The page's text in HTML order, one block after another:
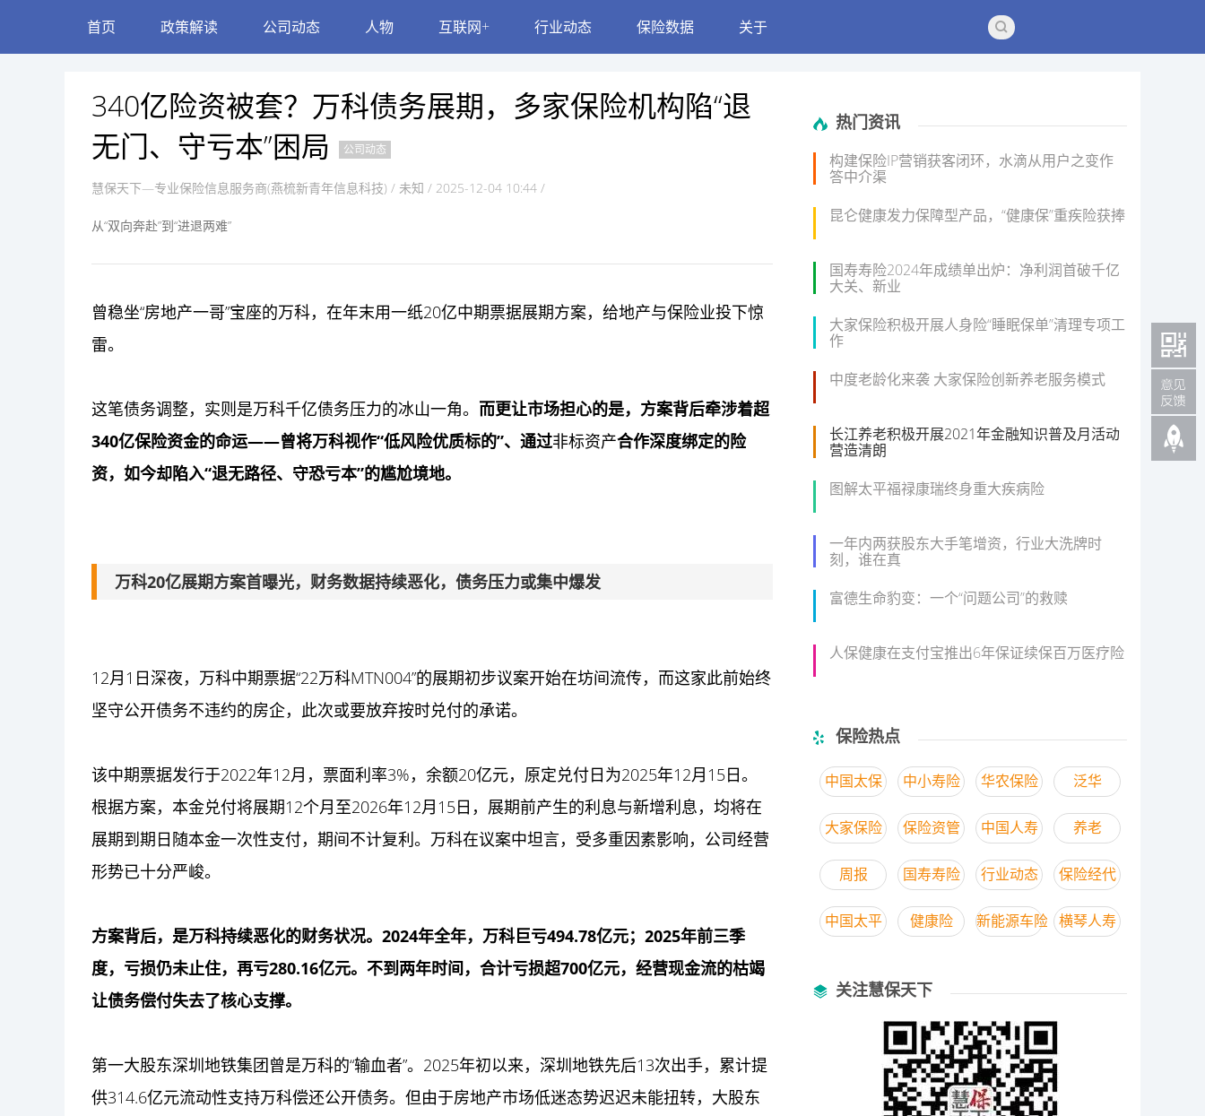
首页 政策解读 公司动态 人物 互联网+ 行业动态 保险数据 关于
340亿险资被套？万科债务展期，多家保险机构陷“退
无门、守亏本”困局
公司动态
慧保天下—专业保险信息服务商(燕梳新青年信息科技) / 未知 / 2025-12-04 10:44 /
从“双向奔赴”到“进退两难”
曾稳坐“房地产一哥”宝座的万科，在年末用一纸20亿中期票据展期方案，给地产与保险业投下惊
雷。
这笔债务调整，实则是万科千亿债务压力的冰山一角。 而更让市场担心的是，方案背后牵涉着超
340亿保险资金的命运——曾将万科视作“低风险优质标的”、通过非标资产合作深度绑定的险
资，如今却陷入“退无路径、守恐亏本”的尴尬境地。
万科20亿展期方案首曝光，财务数据持续恶化，债务压力或集中爆发
12月1日深夜，万科中期票据“22万科MTN004”的展期初步议案开始在坊间流传，而这家此前始终
坚守公开债务不违约的房企，此次或要放弃按时兑付的承诺。
该中期票据发行于2022年12月，票面利率3%，余额20亿元，原定兑付日为2025年12月15日。
根据方案，本金兑付将展期12个月至2026年12月15日，展期前产生的利息与新增利息，均将在
展期到期日随本金一次性支付，期间不计复利。万科在议案中坦言，受多重因素影响，公司经营
形势已十分严峻。
方案背后，是万科持续恶化的财务状况。2024年全年，万科巨亏494.78亿元；2025年前三季
度，亏损仍未止住，再亏280.16亿元。不到两年时间，合计亏损超700亿元，经营现金流的枯竭
让债务偿付失去了核心支撑。
第一大股东深圳地铁集团曾是万科的“输血者”。2025年初以来，深圳地铁先后13次出手，累计提
供314.6亿元流动性支持万科偿还公开债务。但由于房地产市场低迷态势迟迟未能扭转，大股东
热门资讯
构建保险IP营销获客闭环，水滴从用户之变作
答中介渠
昆仑健康发力保障型产品，“健康保”重疾险获捧
国寿寿险2024年成绩单出炉：净利润首破千亿
大关、新业
大家保险积极开展人身险“睡眠保单”清理专项工
作
中度老龄化来袭 大家保险创新养老服务模式
长江养老积极开展2021年金融知识普及月活动
营造清朗
图解太平福禄康瑞终身重大疾病险
一年内两获股东大手笔增资，行业大洗牌时
刻，谁在真
富德生命豹变：一个“问题公司”的救赎
人保健康在支付宝推出6年保证续保百万医疗险
保险热点
中国太保 中小寿险 华农保险 泛华
大家保险 保险资管 中国人寿 养老
周报 国寿寿险 行业动态 保险经代
中国太平 健康险 新能源车险 横琴人寿
关注慧保天下